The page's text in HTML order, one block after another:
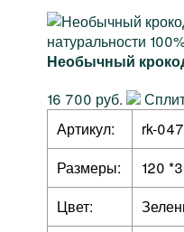
натуральности
Необычный
16 700 руб.
Артикул:
rk-
Размеры:
120
Цвет: